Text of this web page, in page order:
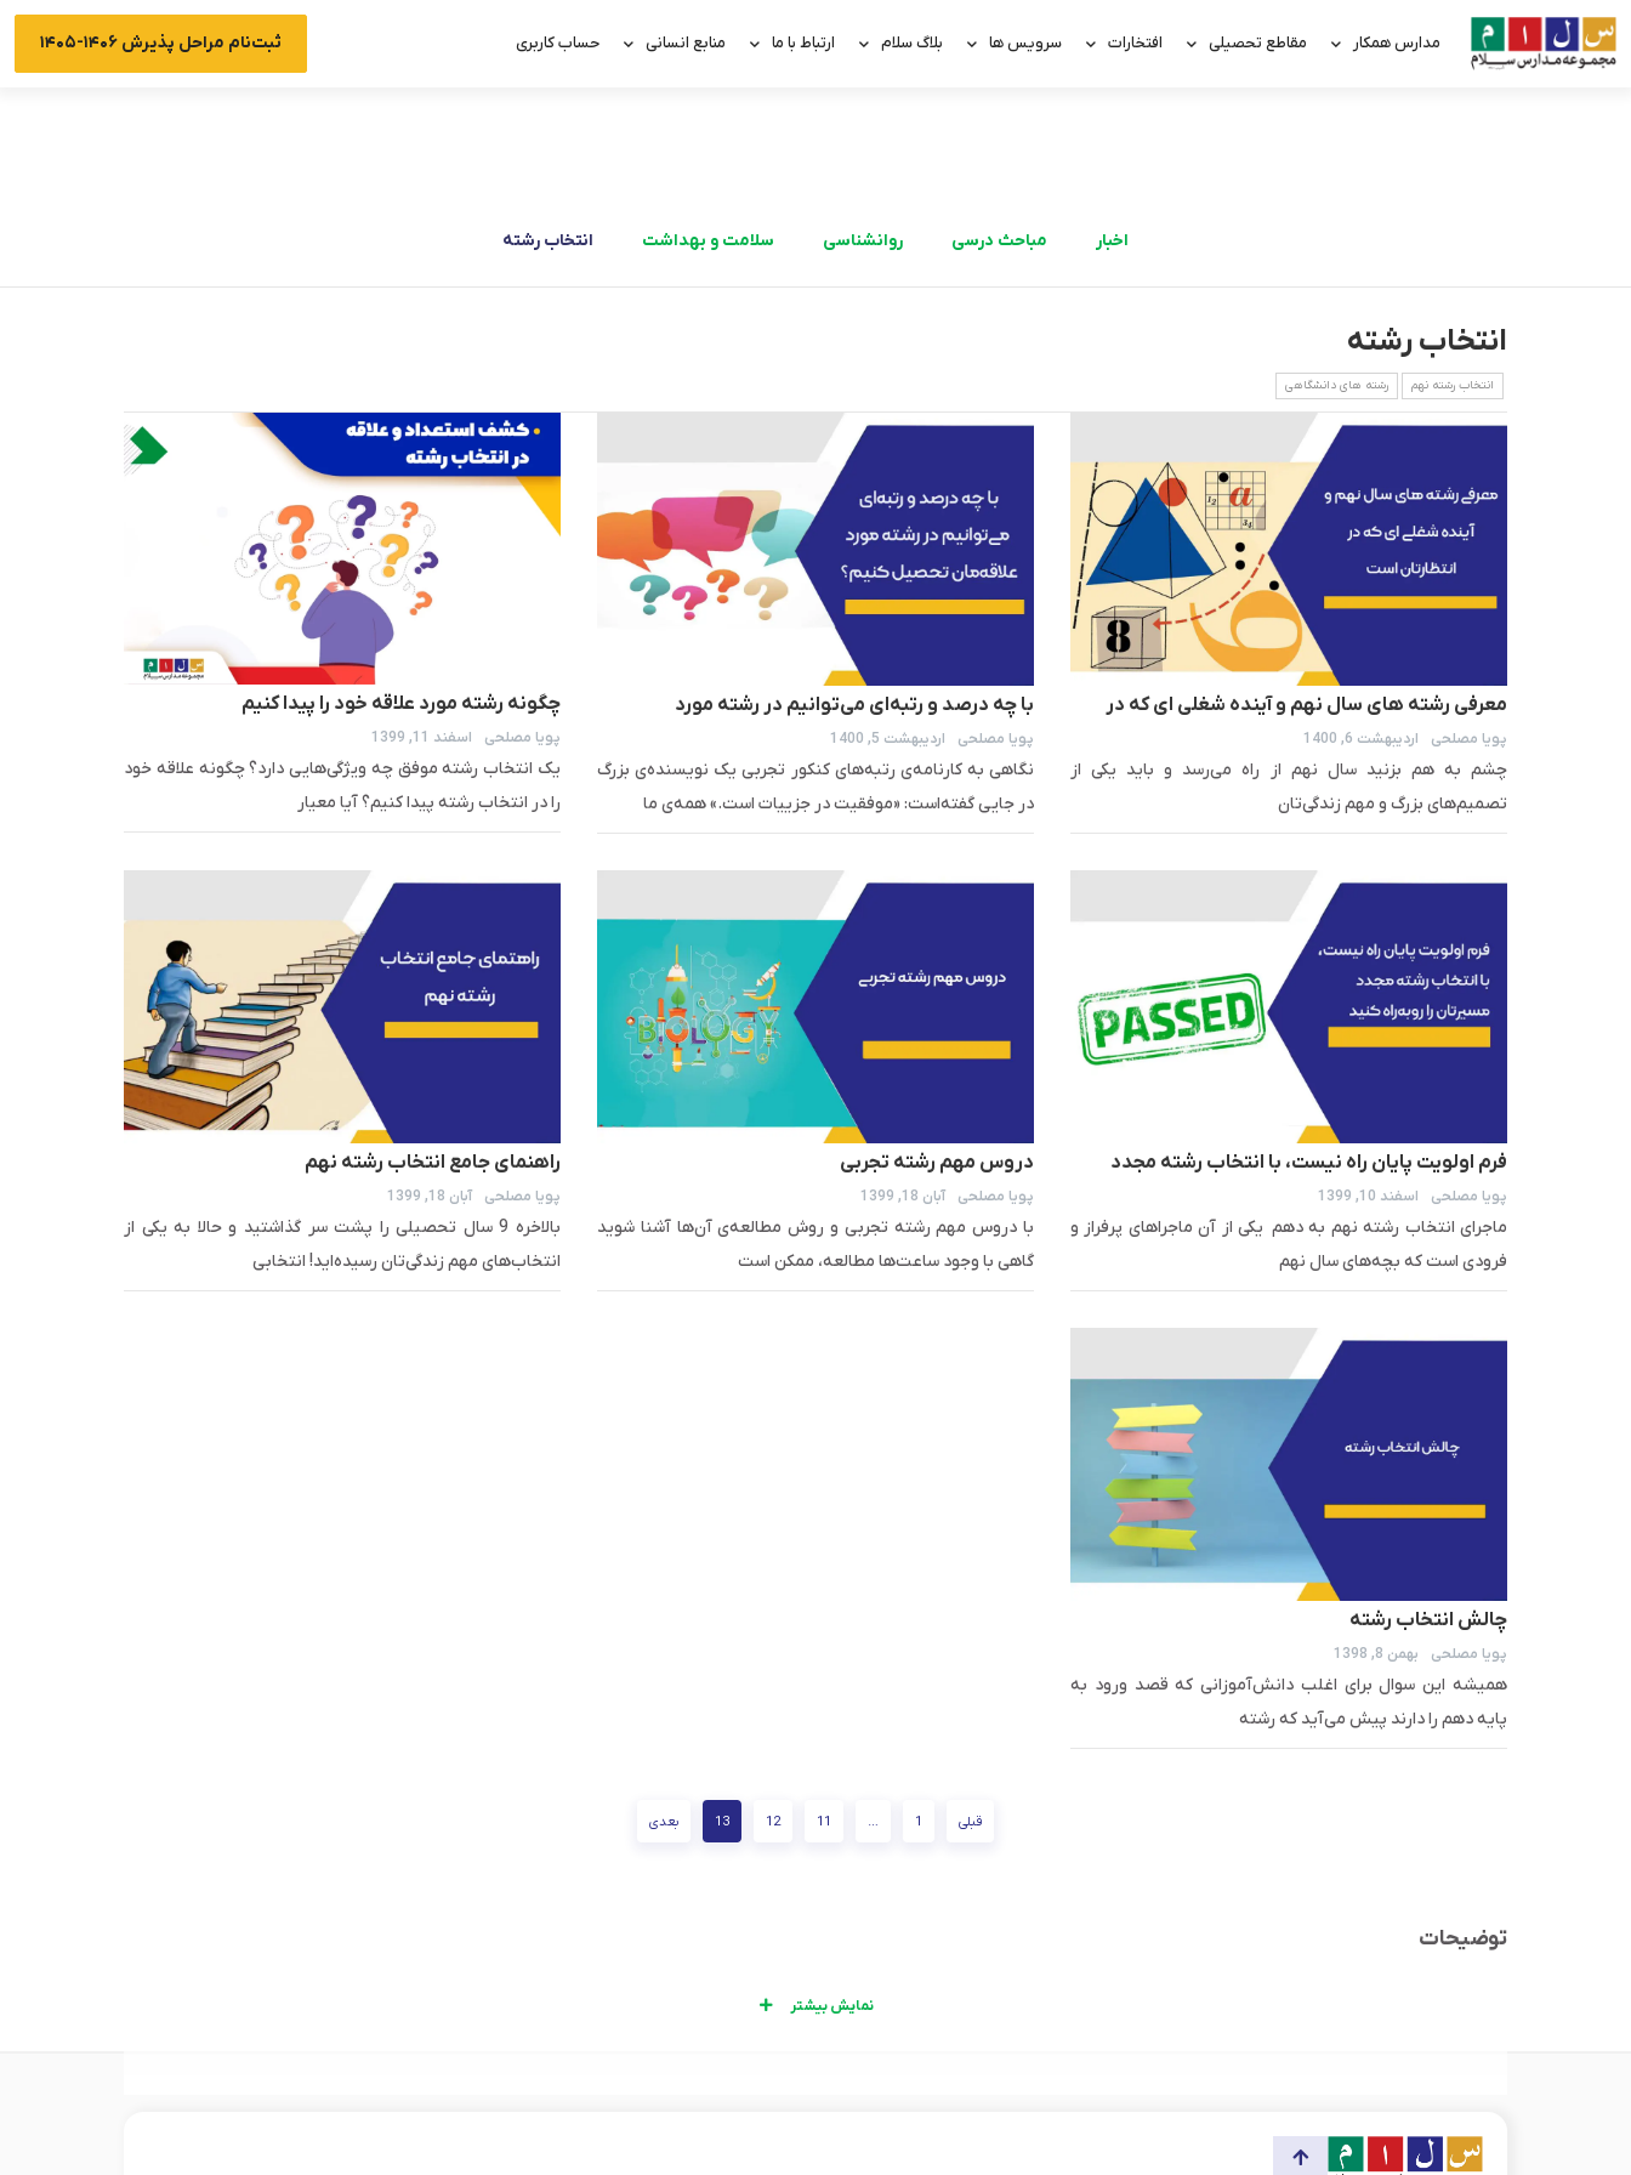
مدارس همکار مقاطع تحصیلی افتخارات سرویس ها بلاگ سلام ارتباط با ما منابع انسانی حساب کاربری ثبت‌نام مراحل پذیرش ۱۴۰۶-۱۴۰۵
اخبار مباحث درسی روانشناسی سلامت و بهداشت انتخاب رشته
انتخاب رشته
انتخاب رشته نهم رشته های دانشگاهی
معرفی رشته های سال نهم و آینده شغلی ای که در
انتظارتان است
پویا مصلحی اردیبهشت 6, 1400
چشم به هم بزنید سال نهم از راه می‌رسد و باید یکی از
تصمیم‌های بزرگ و مهم زندگی‌تان
با چه درصد و رتبه‌ای می‌توانیم در رشته مورد
علاقه‌مان تحصیل کنیم؟
پویا مصلحی اردیبهشت 5, 1400
نگاهی به کارنامه‌ی رتبه‌های کنکور تجربی یک نویسنده‌ی بزرگ
در جایی گفته‌است: «موفقیت در جزییات است.» همه‌ی ما
چگونه رشته مورد علاقه خود را پیدا کنیم
پویا مصلحی اسفند 11, 1399
یک انتخاب رشته موفق چه ویژگی‌هایی دارد؟ چگونه علاقه خود
را در انتخاب رشته پیدا کنیم؟ آیا معیار
فرم اولویت پایان راه نیست، با انتخاب رشته مجدد
مسیرتان را روبه‌راه کنید
پویا مصلحی اسفند 10, 1399
ماجرای انتخاب رشته نهم به دهم یکی از آن ماجراهای پرفراز و
فرودی است که بچه‌های سال نهم
دروس مهم رشته تجربی
پویا مصلحی آبان 18, 1399
با دروس مهم رشته تجربی و روش مطالعه‌ی آن‌ها آشنا شوید
گاهی با وجود ساعت‌ها مطالعه، ممکن است
راهنمای جامع انتخاب رشته نهم
پویا مصلحی آبان 18, 1399
بالاخره 9 سال تحصیلی را پشت سر گذاشتید و حالا به یکی از
انتخاب‌های مهم زندگی‌تان رسیده‌اید! انتخابی
چالش انتخاب رشته
پویا مصلحی بهمن 8, 1398
همیشه این سوال برای اغلب دانش‌آموزانی که قصد ورود به
پایه دهم را دارند پیش می‌آید که رشته
قبلی 1
…
11
12
13 بعدی
توضیحات
نمایش بیشتر